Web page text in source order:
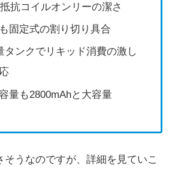
抗コイルオンリーの潔さ
固定式の割り切り具合
タンクでリキッド消費の激し
量も2800mAhと大容量
そうなのですが、詳細を見ていこ